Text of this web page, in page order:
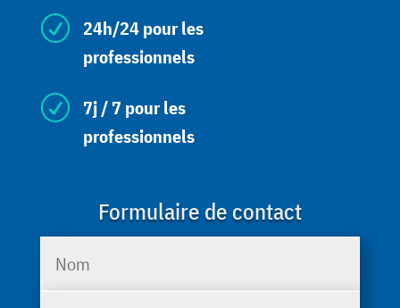
R 24h/24 pour les
professionnels
R 7j / 7 pour les
professionnels
Formulaire de contact